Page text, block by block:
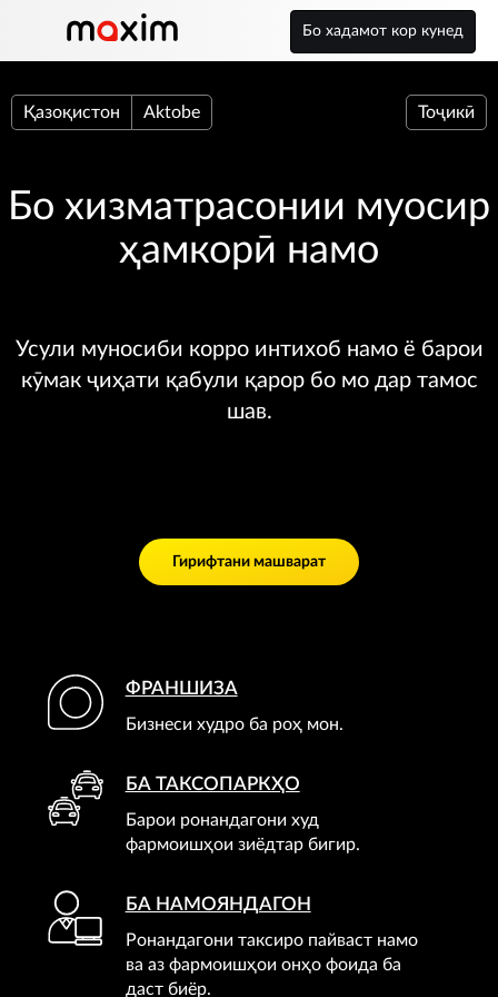
Бо хадамот кор кунед
Қазоқистон Aktobe Тоҷикӣ
Бо хизматрасонии муосир
ҳамкорӣ намо
Усули муносиби корро интихоб намо ё барои
кӯмак ҷиҳати қабули қарор бо мо дар тамос
шав.
Гирифтани машварат
ФРАНШИЗА
Бизнеси худро ба роҳ мон.
БА ТАКСОПАРКҲО
Барои ронандагони худ
фармоишҳои зиёдтар бигир.
БА НАМОЯНДАГОН
Ронандагони таксиро пайваст намо
ва аз фармоишҳои онҳо фоида ба
даст биёр.